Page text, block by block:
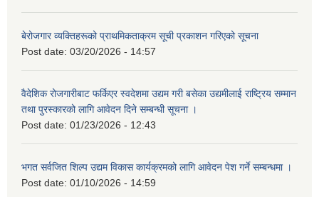
बेरोजगार व्यक्तिहरूको प्राथमिकताक्रम सूची प्रकाशन गरिएको सूचना
Post date: 03/20/2026 - 14:57
वैदेशिक रोजगारीबाट फर्किएर स्वदेशमा उद्यम गरी बसेका उद्यमीलाई राष्ट्रिय सम्मान
तथा पुरस्कारको लागि आवेदन दिने सम्बन्धी सूचना ।
Post date: 01/23/2026 - 12:43
भगत सर्वजित शिल्प उद्यम विकास कार्यक्रमको लागि आवेदन पेश गर्ने सम्बन्धमा ।
Post date: 01/10/2026 - 14:59